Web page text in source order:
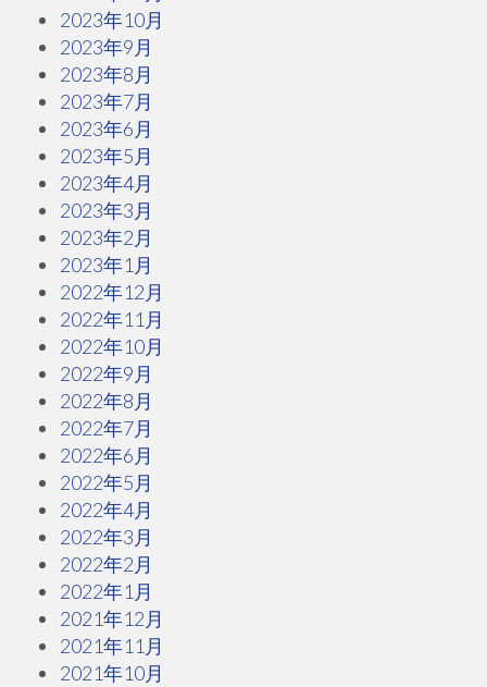
2023年10月
2023年9月
2023年8月
2023年7月
2023年6月
2023年5月
2023年4月
2023年3月
2023年2月
2023年1月
2022年12月
2022年11月
2022年10月
2022年9月
2022年8月
2022年7月
2022年6月
2022年5月
2022年4月
2022年3月
2022年2月
2022年1月
2021年12月
2021年11月
2021年10月